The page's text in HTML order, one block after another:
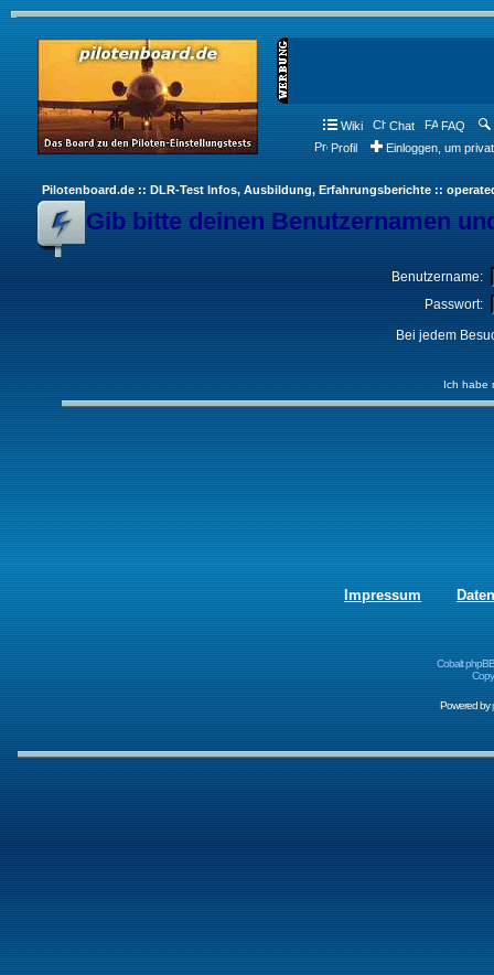
Wiki Chat FAQ
Profil
Einloggen, um
Pilotenboard.de :: DLR-Test Infos, Ausbildung, Erfahrungsberichte ::
Gib bitte deinen Benutzernamen
Benutzername:
Passwort:
Bei jedem
Ich habe
Impressum
Cobalt
Powered by